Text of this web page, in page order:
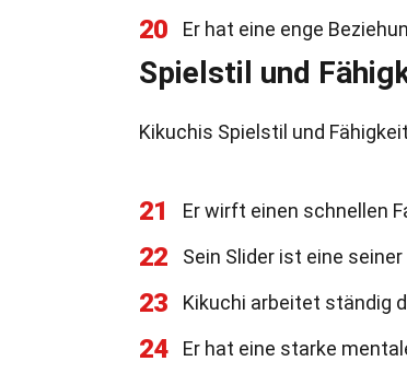
20 Er hat eine enge
Spielstil und
Kikuchis Spielstil und
21 Er wirft einen schnellen
22 Sein Slider ist eine
23 Kikuchi arbeitet ständig
24 Er hat eine starke